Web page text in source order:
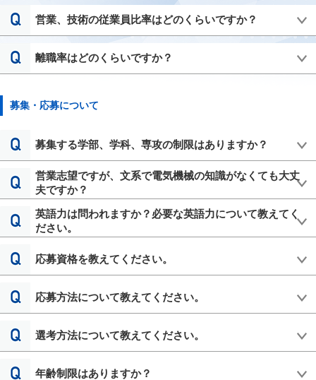
営業、技術の従業員比率はどのくらいですか？
離職率はどのくらいですか？
募集・応募について
募集する学部、学科、専攻の制限はありますか？
営業志望ですが、文系で電気機械の知識がなくても大丈
夫ですか？
英語力は問われますか？必要な英語力について教えてく
ださい。
応募資格を教えてください。
応募方法について教えてください。
選考方法について教えてください。
年齢制限はありますか？